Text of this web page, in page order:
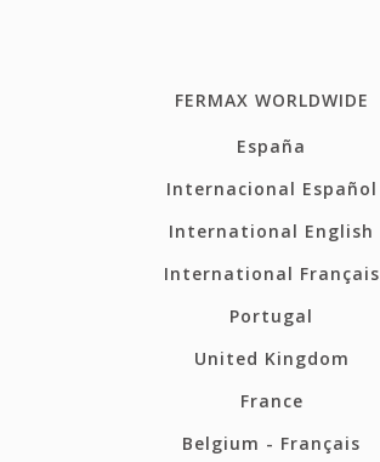
FERMAX WORLDWIDE
España
Internacional Español
International English
International Français
Portugal
United Kingdom
France
Belgium - Français